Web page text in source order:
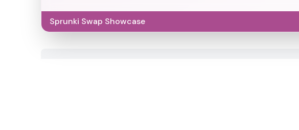
Sprunki Swap Showcase